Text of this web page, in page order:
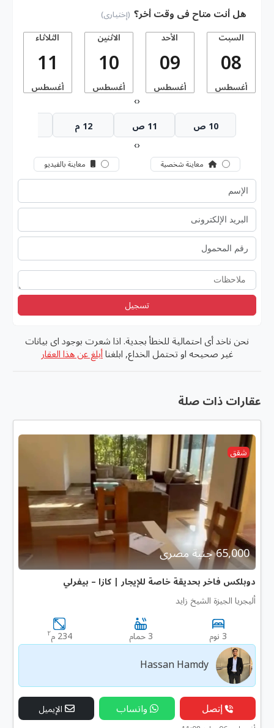
هل أنت متاح فى وقت أخر؟ (إختيارى)
السبت
08
أغسطس
الأحد
09
أغسطس
الاثنين
10
أغسطس
الثلاثاء
11
أغسطس
‹
›
10 ص 11 ص 12 م
‹
›
معاينة شخصية معاينة بالفيديو
تسجيل
نحن ناخد أى احتمالية للخطأ بجدية. اذا شعرت بوجود اى بيانات
غير صحيحه او تحتمل الخداع, ابلغنا أبلغ عن هذا العقار
عقارات ذات صلة
شقق
65,000 جنية مصرى
دوبلكس فاخر بحديقة خاصة للإيجار | كازا – بيفرلي
أليجريا الجيزة الشيخ زايد
3 نوم 3 حمام 234 م ٢
Hassan Hamdy
إتصل واتساب الإيميل